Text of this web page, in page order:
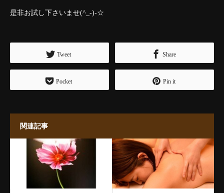
是非お試し下さいませ(^_-)-☆
Tweet Share
Pocket Pin it
関連記事